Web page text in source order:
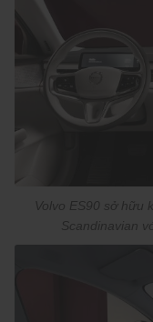
Volvo ES90 sở hữu
Scandinavian